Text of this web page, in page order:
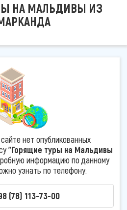
НА МАЛЬДИВЫ ИЗ
нет опубликованных
"Горящие туры на Мальдивы
информацию по данному
узнать по телефону:
(78) 113-73-00